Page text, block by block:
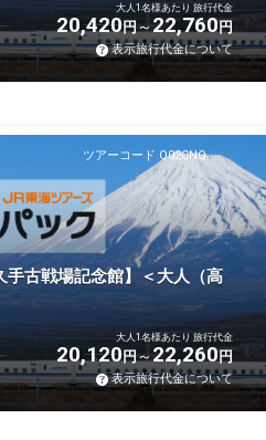
大人1名様あたり 旅行代金
20,420円 22,760円
表示旅行代金について
ツアーコード Q02CNQ
古戦場記念館】＜大人（高
大人1名様あたり 旅行代金
20,120円 22,260円
表示旅行代金について